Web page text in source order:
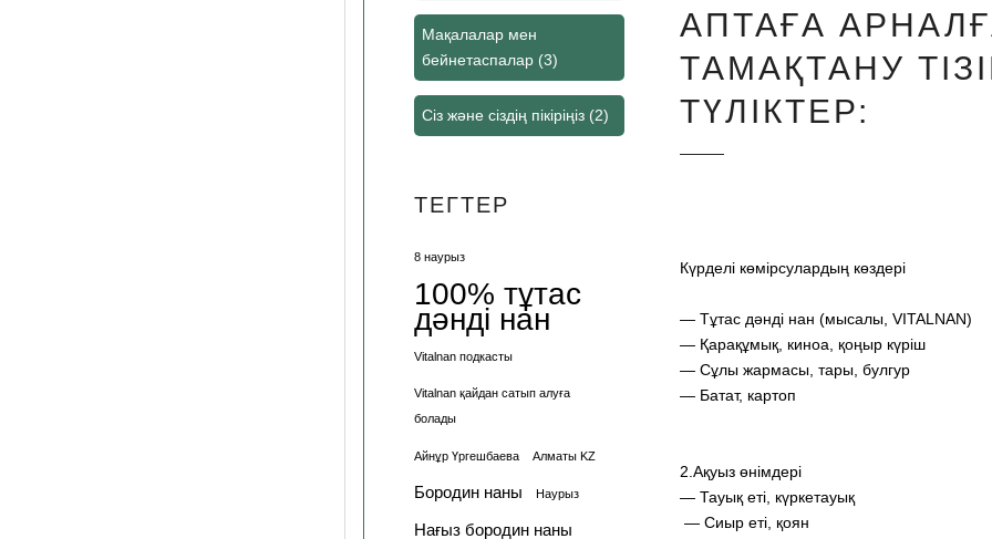
АПТАҒА
ТАМАҚТАНУ
ТҮЛІКТЕР:
Күрделі көмірсулардың көздері
— Тұтас дәнді нан (мысалы, VITALNAN)
— Қарақұмық, киноа, қоңыр күріш
— Сұлы жармасы, тары, булгур
— Батат, картоп
2.Ақуыз өнімдері
— Тауық еті, күркетауық
— Сиыр еті, қоян
Мақалалар мен
бейнетаспалар (3)
Сіз және сіздің пікіріңіз (2)
ТЕГТЕР
8 наурыз
100% тұтас
дәнді нан
Vitalnan подкасты
Vitalnan қайдан сатып алуға
болады
Айнұр Үргешбаева Алматы KZ
Бородин наны Наурыз
Нағыз бородин наны